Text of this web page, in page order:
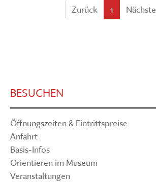
Zurück
1 Nächste
BESUCHEN
Öffnungszeiten & Eintrittspreise
Anfahrt
Basis-Infos
Orientieren im Museum
Veranstaltungen